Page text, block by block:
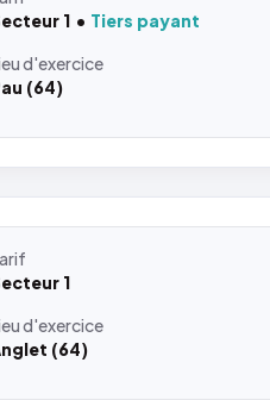
1
Tiers payant
d'exercice
(64)
1
d'exercice
(64)